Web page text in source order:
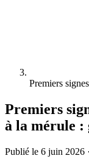
Premiers
Premiers
à la mérule :
Publié le 6 juin 2026 ·